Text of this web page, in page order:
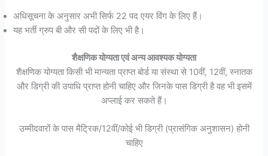
अधिसूचना के अनुसार अभी सिर्फ 22 पद एयर विंग के लिए हैं।
यह भर्ती ग्रुप बी और सी पदों के लिए भी है।
शैक्षणिक योग्यता एवं अन्य आवश्यक योग्यता
शैक्षणिक योग्यता किसी भी मान्यता प्राप्त बोर्ड या संस्था से 10वीं, 12वीं, स्नातक
और डिग्री की उपाधि प्राप्त होनी चाहिए और जिनके पास डिग्री है वह भी इसमें
अप्लाई कर सकते हैं।
उम्मीदवारों के पास मैट्रिक/12वीं/कोई भी डिग्री (प्रासंगिक अनुशासन) होनी
चाहिए